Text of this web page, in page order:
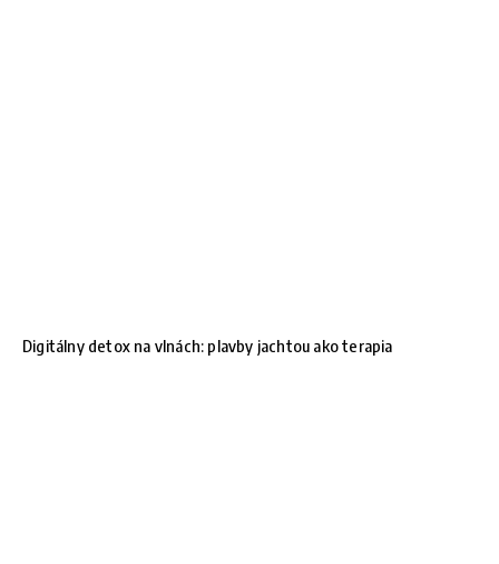
Digitálny detox na vlnách: plavby jachtou ako terapia